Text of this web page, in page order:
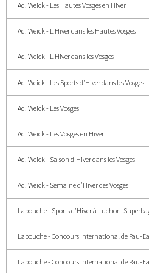
Ad. Weick - Les Hautes Vosges en Hiver
Ad. Weick - L'Hiver dans les Hautes Vosges
Ad. Weick - L'Hiver dans les Vosges
Ad. Weick - Les Sports d'Hiver dans les Vosges
Ad. Weick - Les Vosges
Ad. Weick - Les Vosges en Hiver
Ad. Weick - Saison d'Hiver dans les Vosges
Ad. Weick - Semaine d'Hiver des Vosges
Labouche - Sports d'Hiver à Luchon-
Labouche - Concours International de Pau-
Labouche - Concours International de Pau-